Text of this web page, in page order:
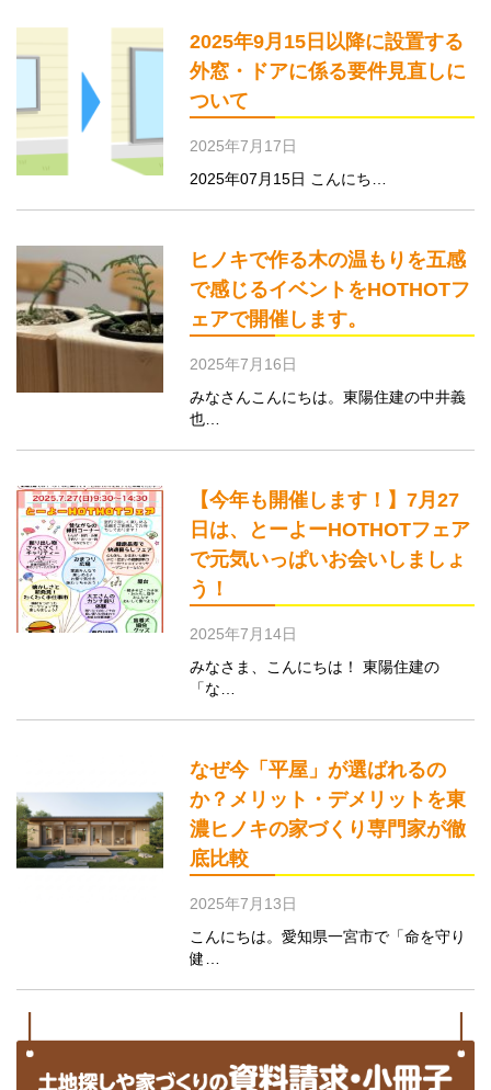
2025年9月15日以降に設置する
外窓・ドアに係る要件見直しに
ついて
2025年7月17日
2025年07月15日 こんにち…
ヒノキで作る木の温もりを五感
で感じるイベントをHOTHOTフ
ェアで開催します。
2025年7月16日
みなさんこんにちは。東陽住建の中井義
也…
【今年も開催します！】7月27
日は、とーよーHOTHOTフェア
で元気いっぱいお会いしましょ
う！
2025年7月14日
みなさま、こんにちは！ 東陽住建の
「な…
なぜ今「平屋」が選ばれるの
か？メリット・デメリットを東
濃ヒノキの家づくり専門家が徹
底比較
2025年7月13日
こんにちは。愛知県一宮市で「命を守り
健…